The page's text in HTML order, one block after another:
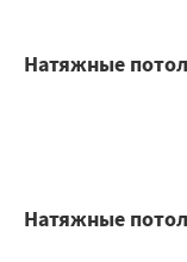
Натяжные
Натяжные